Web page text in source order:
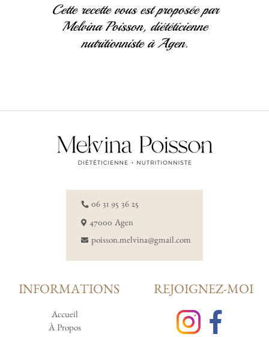
Cette recette vous est proposée par
Melvina Poisson, diététicienne
nutritionniste à Agen.
06 31 95 36 25
47000 Agen
poisson.melvina@gmail.com
INFORMATIONS
Accueil
À Propos
REJOIGNEZ-MOI